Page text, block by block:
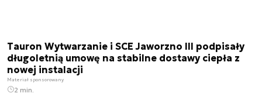
Tauron Wytwarzanie i SCE Jaworzno III podpisały
długoletnią umowę na stabilne dostawy ciepła z
nowej instalacji
Materiał sponsorowany
2 min.